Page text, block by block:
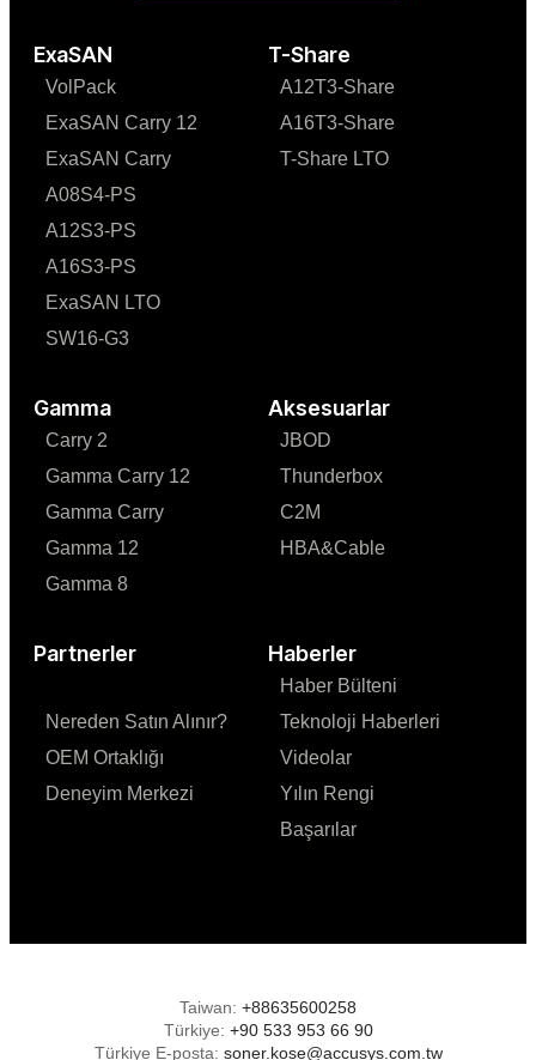
ExaSAN T-Share
VolPack
ExaSAN Carry 12
ExaSAN Carry
A08S4-PS
A12S3-PS
A16S3-PS
ExaSAN LTO
SW16-G3
A12T3-Share
A16T3-Share
T-Share LTO
Gamma Aksesuarlar
Carry 2
Gamma Carry 12
Gamma Carry
Gamma 12
Gamma 8
JBOD
Thunderbox
C2M
HBA&Cable
Partnerler Haberler
Nereden Satın Alınır?
OEM Ortaklığı
Deneyim Merkezi
Haber Bülteni
Teknoloji Haberleri
Videolar
Yılın Rengi
Başarılar
Taiwan: +88635600258
Türkiye: +90 533 953 66 90
Türkiye E-posta: soner.kose@accusys.com.tw